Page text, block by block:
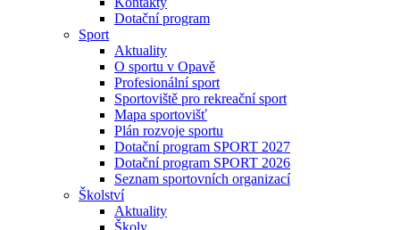
Dotační program
Sport
Aktuality
O sportu v Opavě
Profesionální sport
Sportoviště pro rekreační sport
Mapa sportovišť
Plán rozvoje sportu
Dotační program SPORT 2027
Dotační program SPORT 2026
Seznam sportovních organizací
Školství
Aktuality